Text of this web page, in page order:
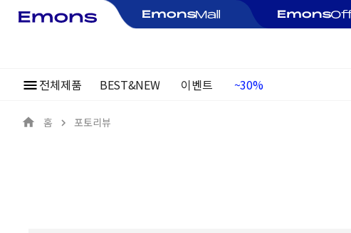
전체제품 BEST&NEW 이벤트
여름정기행사
홈 포토리뷰